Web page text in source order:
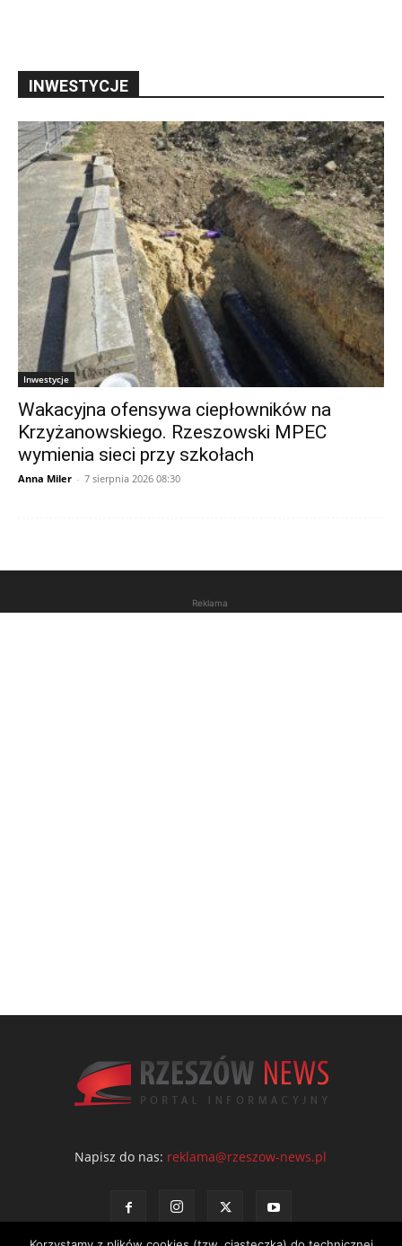
INWESTYCJE
Inwestycje
Wakacyjna ofensywa ciepłowników na
Krzyżanowskiego. Rzeszowski MPEC
wymienia sieci przy szkołach
Anna Miler - 7 sierpnia 2026 08:30
Reklama
Napisz do nas: reklama@rzeszow-news.pl